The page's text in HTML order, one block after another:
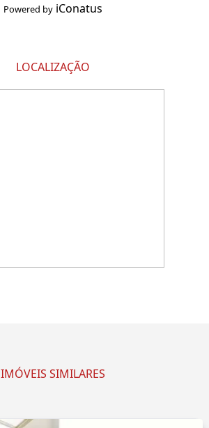
Powered by iConatus
LOCALIZAÇÃO
IMÓVEIS SIMILARES